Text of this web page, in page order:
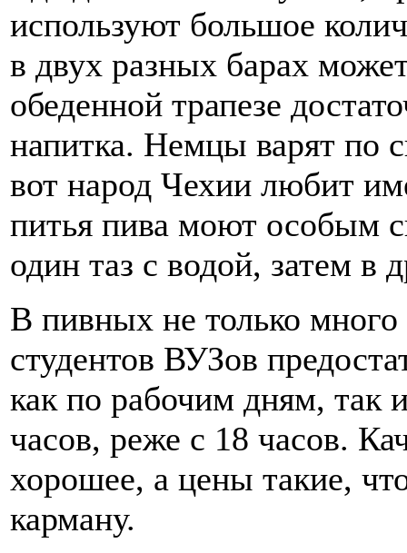
используют большое
в двух разных барах
обеденной трапезе
напитка. Немцы варят по
вот народ Чехии любит
питья пива моют особым
один таз с водой, затем в
В пивных не только
студентов ВУЗов
как по рабочим дням, так
часов, реже с 18 часов.
хорошее, а цены такие,
карману.